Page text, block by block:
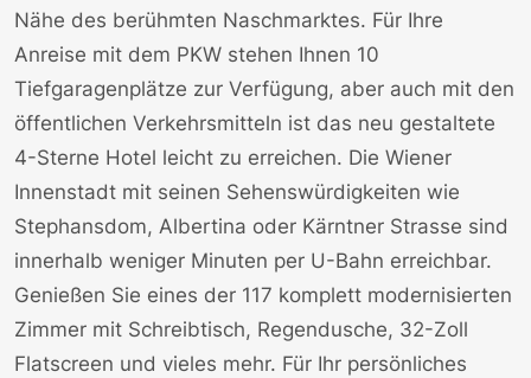
Nähe des berühmten Naschmarktes. Für Ihre
Anreise mit dem PKW stehen Ihnen 10
Tiefgaragenplätze zur Verfügung, aber auch mit den
öffentlichen Verkehrsmitteln ist das neu gestaltete
4-Sterne Hotel leicht zu erreichen. Die Wiener
Innenstadt mit seinen Sehenswürdigkeiten wie
Stephansdom, Albertina oder Kärntner Strasse sind
innerhalb weniger Minuten per U-Bahn erreichbar.
Genießen Sie eines der 117 komplett modernisierten
Zimmer mit Schreibtisch, Regendusche, 32-Zoll
Flatscreen und vieles mehr. Für Ihr persönliches